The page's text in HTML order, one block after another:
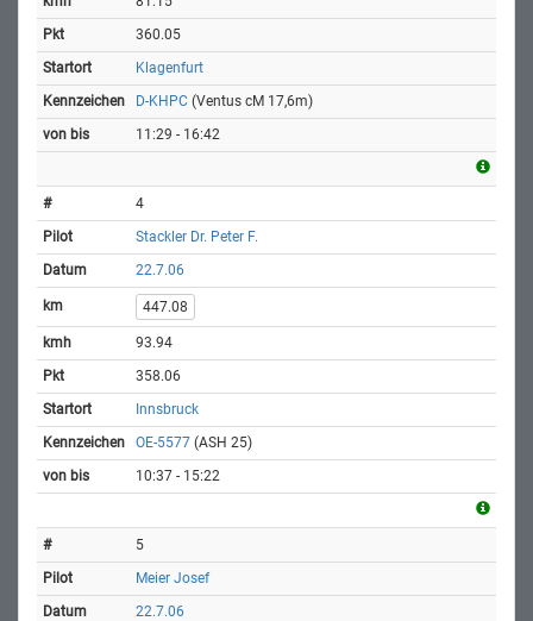
360.05
Klagenfurt
D-KHPC (Ventus cM 17,6m)
11:29 - 16:42
4
Stackler Dr. Peter F.
22.7.06
447.08
93.94
358.06
Innsbruck
OE-5577 (ASH 25)
10:37 - 15:22
5
Meier Josef
22.7.06